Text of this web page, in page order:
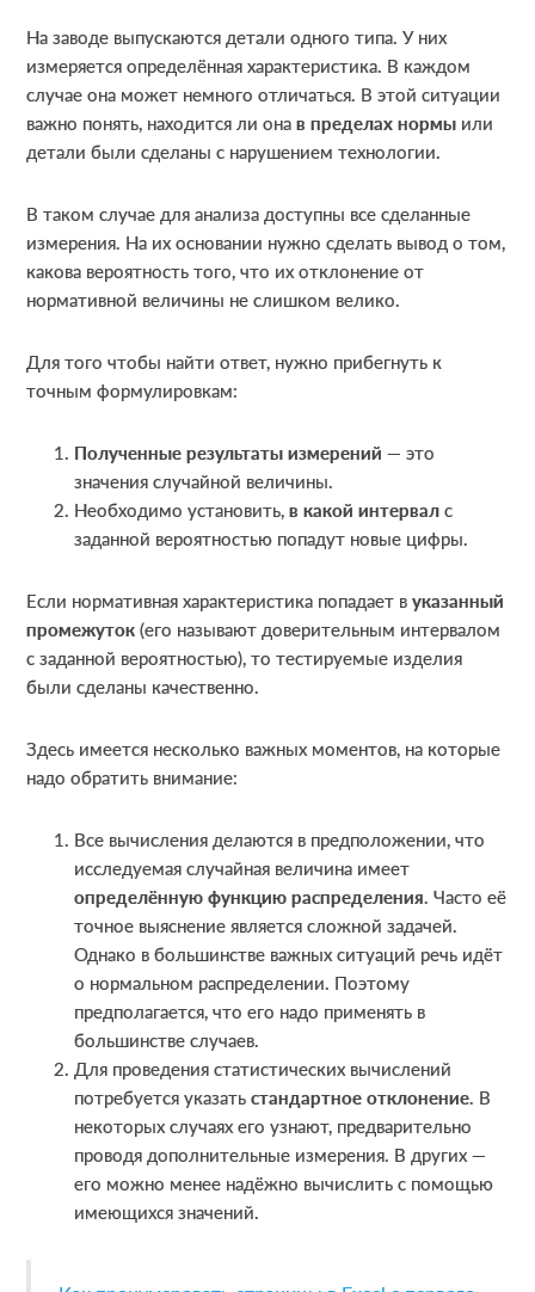
На заводе выпускаются детали одного типа. У них
измеряется определённая характеристика. В каждом
случае она может немного отличаться. В этой ситуации
важно понять, находится ли онав пределах нормы или
детали были сделаны с нарушением технологии.
В таком случае для анализа доступны все сделанные
измерения. На их основании нужно сделать вывод о том,
какова вероятность того, что их отклонение от
нормативной величины не слишком велико.
Для того чтобы найти ответ, нужно прибегнуть к
точным формулировкам:
Полученные результаты измерений — это
значения случайной величины.
Необходимо установить,в какой интервалс
заданной вероятностью попадут новые цифры.
Если нормативная характеристика попадает вуказанный
промежуток(его называют доверительным интервалом
с заданной вероятностью), то тестируемые изделия
были сделаны качественно.
Здесь имеется несколько важных моментов, на которые
надо обратить внимание:
Все вычисления делаются в предположении, что
исследуемая случайная величина имеет
определённую функцию распределения. Часто её
точное выяснение является сложной задачей.
Однако в большинстве важных ситуаций речь идёт
о нормальном распределении. Поэтому
предполагается, что его надо применять в
большинстве случаев.
Для проведения статистических вычислений
потребуется указатьстандартное отклонение. В
некоторых случаях его узнают, предварительно
проводя дополнительные измерения. В других —
его можно менее надёжно вычислить с помощью
имеющихся значений.